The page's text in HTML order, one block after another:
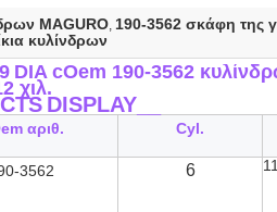
MAGURO, 190-3562 σκάφη της
κυλίνδρων
DIA cOem 190-3562
χιλ.
DISPLAY__
αριθ. Cyl.
3562 6